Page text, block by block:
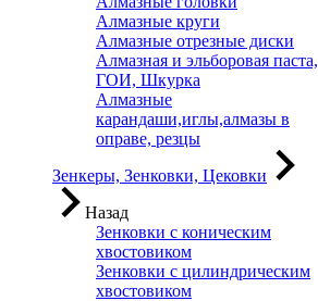
Алмазные круги
Алмазные отрезные диски
Алмазная и эльборовая паста,
ГОИ, Шкурка
Алмазные
карандаши,иглы,алмазы в
оправе, резцы
Зенкеры, Зенковки, Цековки
Назад
Зенковки с коническим
хвостовиком
Зенковки с цилиндрическим
хвостовиком